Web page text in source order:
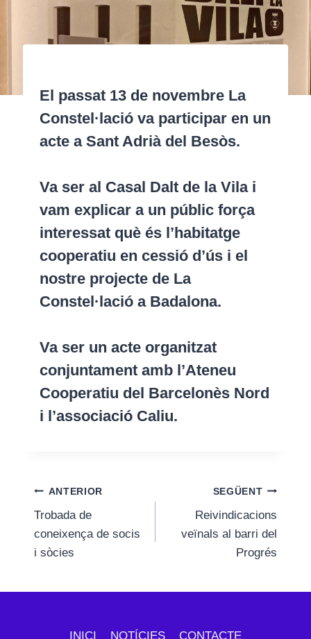
El passat 13 de novembre La
Constel·lació va participar en un
acte a Sant Adrià del Besòs.
Va ser al Casal Dalt de la Vila i
vam explicar a un públic força
interessat què és l’habitatge
cooperatiu en cessió d’ús i el
nostre projecte de La
Constel·lació a Badalona.
Va ser un acte organitzat
conjuntament amb l’Ateneu
Cooperatiu del Barcelonès Nord
i l’associació Caliu.
Navegació
d'entrades
ANTERIOR
Trobada de
coneixença de socis
i sòcies
SEGÜENT
Reivindicacions
veïnals al barri del
Progrés
INICI NOTÍCIES
CONTACTE